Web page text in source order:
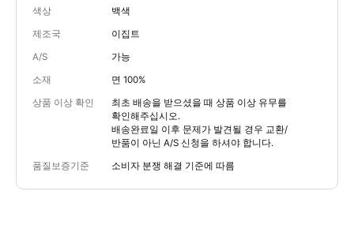
색상 백색
제조국 이집트
A/S 가능
소재 면 100%
상품 이상 확인
최초 배송을 받으셨을 때 상품 이상 유무를
확인해주십시오.
배송완료일 이후 문제가 발견될 경우 교환/
반품이 아닌 A/S 신청을 하셔야 합니다.
품질보증기준 소비자 분쟁 해결 기준에 따름